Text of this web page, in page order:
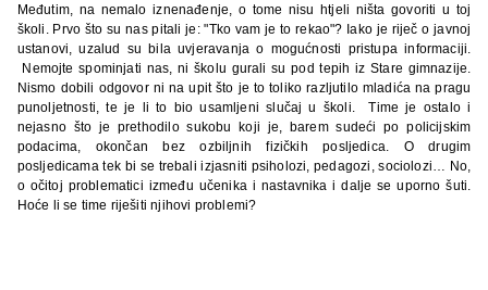
Međutim, na nemalo iznenađenje, o tome nisu htjeli ništa govoriti u toj
školi. Prvo što su nas pitali je: "Tko vam je to rekao"? Iako je riječ o javnoj
ustanovi, uzalud su bila uvjeravanja o mogućnosti pristupa informaciji.
Nemojte spominjati nas, ni školu gurali su pod tepih iz Stare gimnazije.
Nismo dobili odgovor ni na upit što je to toliko razljutilo mladića na pragu
punoljetnosti, te je li to bio usamljeni slučaj u školi.
Time je ostalo i
nejasno što je prethodilo sukobu koji je, barem sudeći po policijskim
podacima, okončan bez ozbiljnih fizičkih posljedica. O drugim
posljedicama tek bi se trebali izjasniti psiholozi, pedagozi, sociolozi… No,
o očitoj problematici između učenika i nastavnika i dalje se uporno šuti.
Hoće li se time riješiti njihovi problemi?